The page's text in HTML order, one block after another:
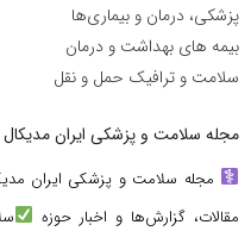
پزشکی، درمان و بیماری‌ها
بیمه های بهداشت و درمان
سلامت و ترافیک حمل و نقل
مجله سلامت و پزشکی ایران مدیکال
مجله سلامت و پزشکی ایران
مقالات، گزارش‌ها و اخبار حوزه